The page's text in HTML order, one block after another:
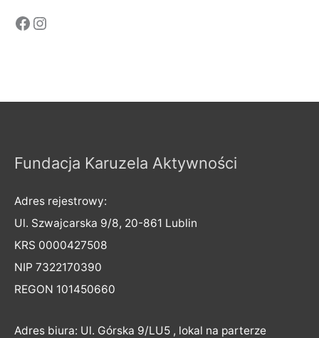
Fundacja Karuzela Aktywności
Adres rejestrowy:
Ul. Szwajcarska 9/8, 20-861 Lublin
KRS 0000427508
NIP 7322170390
REGON 101450660
Adres biura: Ul. Górska 9/LU5 , lokal na parterze